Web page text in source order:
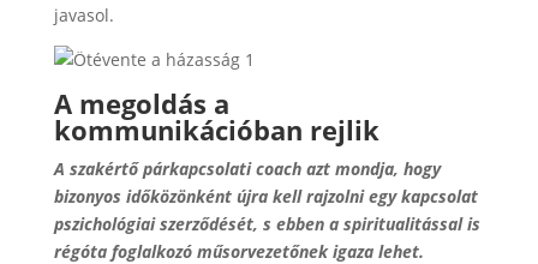
javasol.
A megoldás a
kommunikációban rejlik
A szakértő párkapcsolati coach azt mondja, hogy
bizonyos időközönként újra kell rajzolni egy kapcsolat
pszichológiai szerződését, s ebben a spiritualitással is
régóta foglalkozó műsorvezetőnek igaza lehet.